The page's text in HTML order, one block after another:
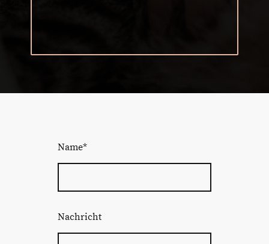
Name*
Nachricht